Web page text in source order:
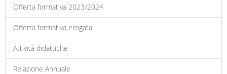
Offerta formativa 2023/2024
Offerta formativa erogata
Attività didattiche
Relazione Annuale